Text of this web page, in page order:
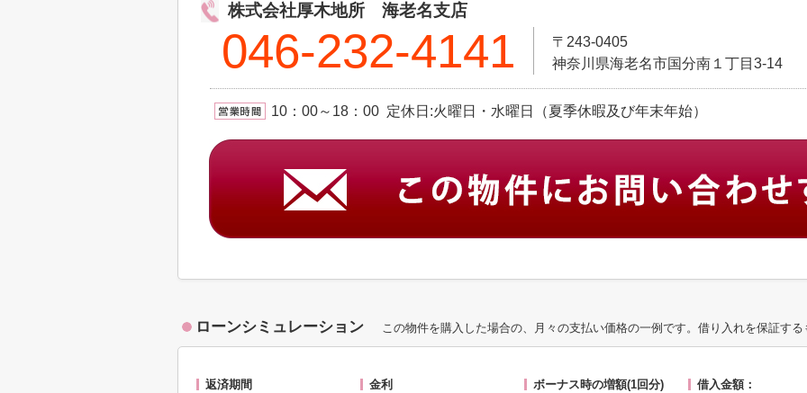
株式会社厚木地所 海老名支店
046-232-4141
〒243-0405
神奈川県海老名市国分南１丁目3-14
10：00～18：00 定休日:火曜日・水曜日（夏季休暇及び年末年始）
ローンシミュレーション この物件を購入した場合の、月々の支払い価格の一例です。借り入れを保証す
返済期間 金利 ボーナス時の増額(1回分) 借入金額：